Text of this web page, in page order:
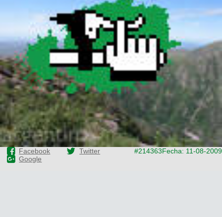
Facebook
Twitter
Google
#214363Fecha: 11-08-2009